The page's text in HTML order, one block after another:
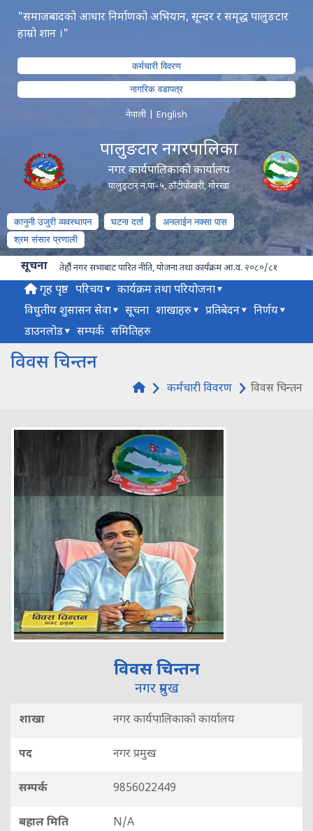
"समाजबादको आधार निर्माणको अभियान, सून्दर र समृद्ध पालुङटार
हाम्रो शान ।"
कर्मचारी विवरण
नागरिक वडापत्र
नेपाली English
पालुङटार नगरपालिका
नगर कार्यपालिकाको कार्यालय
पालुङ्टार न.पा–५, ठाँटीपोखरी, गोरखा
कानुनी उजुरी व्यवस्थापन घटना दर्ता
अनलाईन नक्सा पास
श्रम संसार प्रणाली
सूचना तेर्हौ नगर सभाबाट पारित नीति, योजना तथा कार्यक्रम आ.व. २०८०/८१
गृह पृष्ठ परिचय
कार्यक्रम तथा परियोजना
विधुतीय शुसासन सेवा
सूचना शाखाहरु प्रतिबेदन
निर्णय
डाउनलोड
सम्पर्क समितिहरु
विवस चिन्तन
कर्मचारी विवरण विवस चिन्तन
विवस चिन्तन
नगर प्रमुख
शाखा नगर कार्यपालिकाको कार्यालय
पद नगर प्रमुख
सम्पर्क 9856022449
बहाल मिति N/A